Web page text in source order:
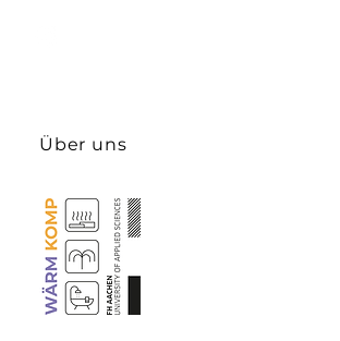
Über uns